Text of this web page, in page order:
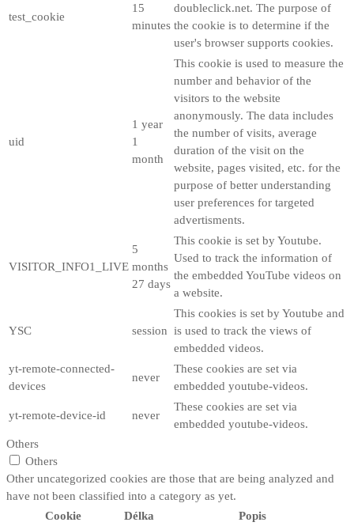
test_cookie
15
minutes
doubleclick.net. The purpose of
the cookie is to determine if the
user's browser supports cookies.
uid
1 year
1
month
This cookie is used to measure the
number and behavior of the
visitors to the website
anonymously. The data includes
the number of visits, average
duration of the visit on the
website, pages visited, etc. for the
purpose of better understanding
user preferences for targeted
advertisments.
VISITOR_INFO1_LIVE
5
months
27 days
This cookie is set by Youtube.
Used to track the information of
the embedded YouTube videos on
a website.
YSC session
This cookies is set by Youtube and
is used to track the views of
embedded videos.
yt-remote-connected-
devices
never
These cookies are set via
embedded youtube-videos.
yt-remote-device-id never
These cookies are set via
embedded youtube-videos.
Others
Others
Other uncategorized cookies are those that are being analyzed and
have not been classified into a category as yet.
Cookie
Délka Popis